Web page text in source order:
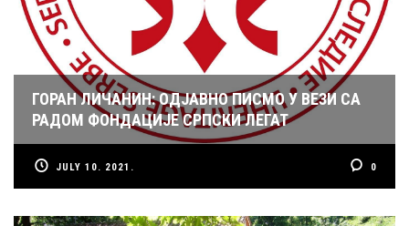
ГОРАН ЛИЧАНИН: ОДЈАВНО ПИСМО У ВЕЗИ СА
РАДОМ ФОНДАЦИЈЕ СРПСКИ ЛЕГАТ
JULY 10. 2021. 0